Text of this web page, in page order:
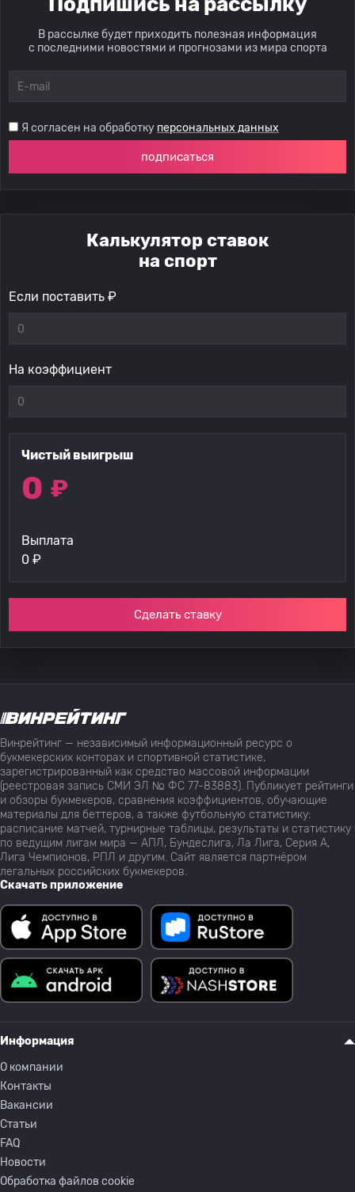
В рассылке будет приходить полезная информация
с последними новостями и прогнозами из мира спорта
Я согласен на обработку персональных данных
подписаться
Калькулятор ставок
на спорт
Если поставить ₽
На коэффициент
Чистый выигрыш
0 ₽
Выплата
0 ₽
Сделать ставку
Винрейтинг — независимый информационный ресурс о
букмекерских конторах и спортивной статистике,
зарегистрированный как средство массовой информации
(реестровая запись СМИ ЭЛ № ФС 77-83883). Публикует рейтинги
и обзоры букмекеров, сравнения коэффициентов, обучающие
материалы для беттеров, а также футбольную статистику:
расписание матчей, турнирные таблицы, результаты и статистику
по ведущим лигам мира — АПЛ, Бундеслига, Ла Лига, Серия А,
Лига Чемпионов, РПЛ и другим. Сайт является партнёром
легальных российских букмекеров.
Скачать приложение
Информация
О компании
Контакты
Вакансии
Статьи
FAQ
Новости
Обработка файлов cookie